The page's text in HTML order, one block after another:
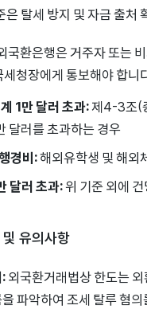
은 탈세 방지 및 자금 출
국환은행은 거주자 또는
청장에게 통보해야 합니
1만 달러 초과:제4-3조(
달러를 초과하는 경우
경비:해외유학생 및 해외
달러 초과:위 기준 외에
유의사항
외국환거래법상 한도는
파악하여 조세 탈루 혐